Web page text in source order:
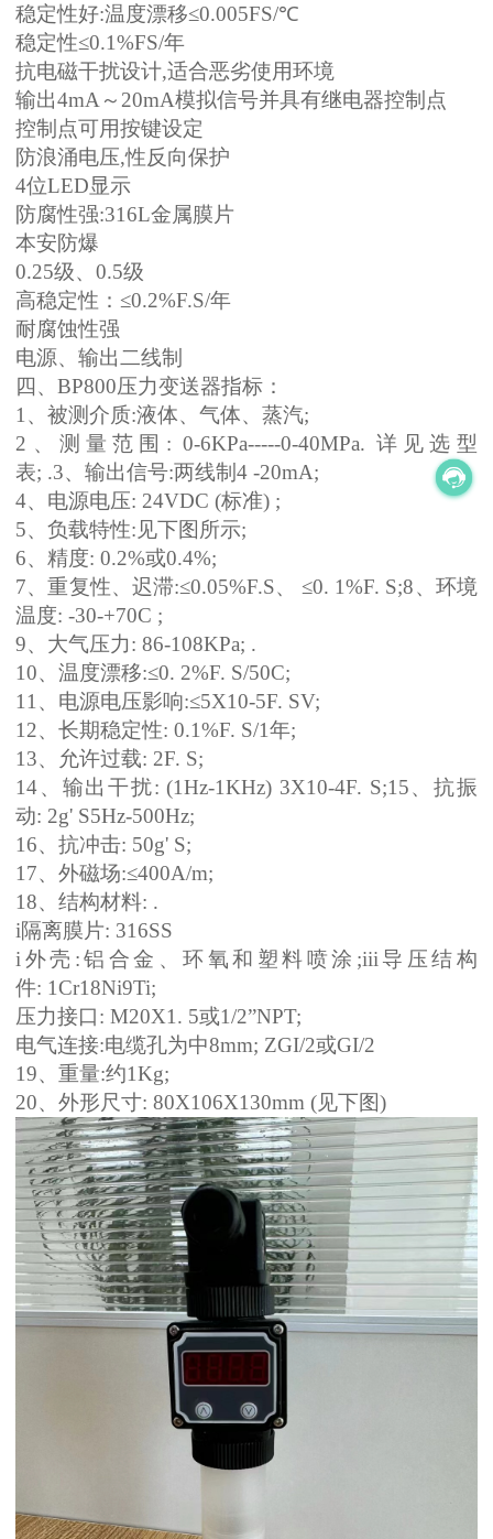
稳定性好:温度漂移≤0.005FS/℃
稳定性≤0.1%FS/年
抗电磁干扰设计,适合恶劣使用环境
输出4mA～20mA模拟信号并具有继电器控制点
控制点可用按键设定
防浪涌电压,性反向保护
4位LED显示
防腐性强:316L金属膜片
本安防爆
0.25级、0.5级
高稳定性：≤0.2%F.S/年
耐腐蚀性强
电源、输出二线制
四、BP800压力变送器指标：
1、被测介质:液体、气体、蒸汽;
2、测量范围: 0-6KPa-----0-40MPa. 详见选型
表; .3、输出信号:两线制4 -20mA;
4、电源电压: 24VDC (标准) ;
5、负载特性:见下图所示;
6、精度: 0.2%或0.4%;
7、重复性、迟滞:≤0.05%F.S、 ≤0. 1%F. S;8、环境
温度: -30-+70C ;
9、大气压力: 86-108KPa; .
10、温度漂移:≤0. 2%F. S/50C;
11、电源电压影响:≤5X10-5F. SV;
12、长期稳定性: 0.1%F. S/1年;
13、允许过载: 2F. S;
14、输出干扰: (1Hz-1KHz) 3X10-4F. S;15、抗振
动: 2g' S5Hz-500Hz;
16、抗冲击: 50g' S;
17、外磁场:≤400A/m;
18、结构材料: .
i隔离膜片: 316SS
i外壳:铝合金、环氧和塑料喷涂;iii导压结构
件: 1Cr18Ni9Ti;
压力接口: M20X1. 5或1/2”NPT;
电气连接:电缆孔为中8mm; ZGI/2或GI/2
19、重量:约1Kg;
20、外形尺寸: 80X106X130mm (见下图)